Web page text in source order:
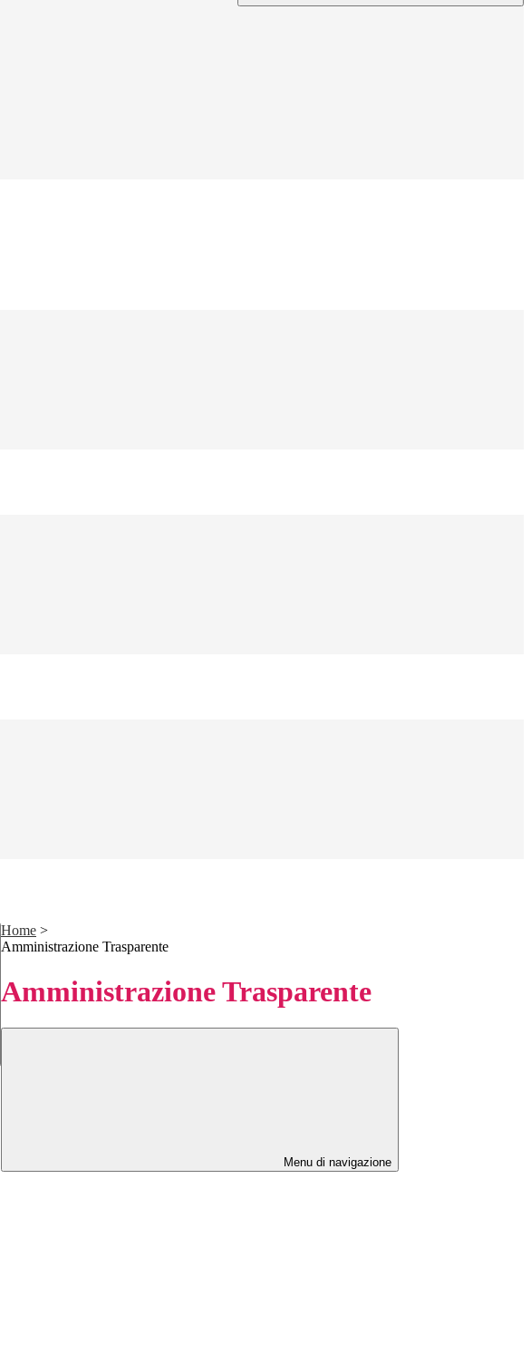
Home >
Amministrazione Trasparente
Amministrazione Trasparente
Menu di navigazione